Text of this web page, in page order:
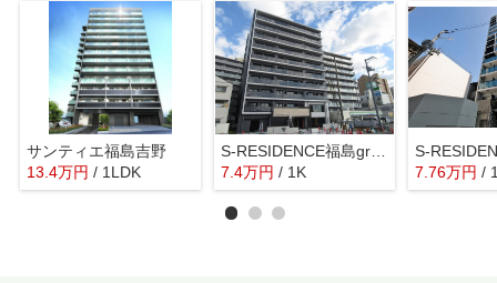
サンティエ福島吉野
13.4万円 / 1LDK
S-RESIDENCE福島grande
7.4万円 / 1K 7.76万円 /